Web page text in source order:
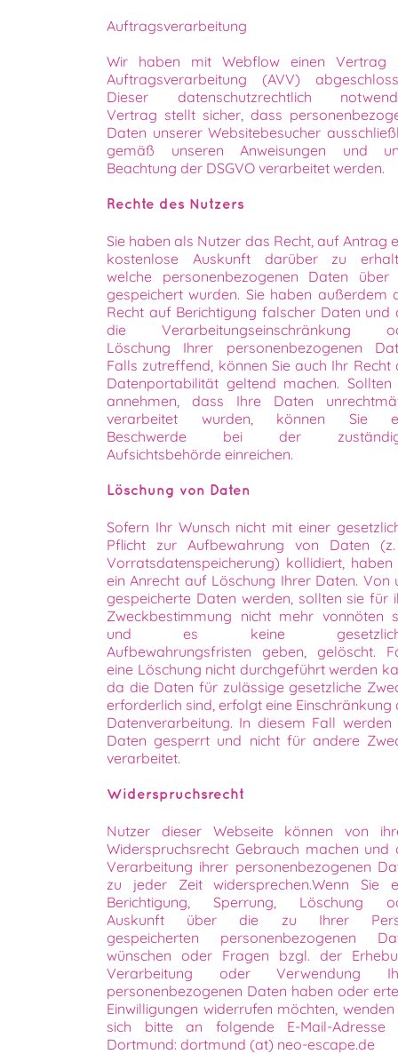
Auftragsverarbeitung
Wir haben mit Webflow einen Vertrag
Auftragsverarbeitung (AVV)
Dieser datenschutzrechtlich
Vertrag stellt sicher, dass
Daten unserer Websitebesucher
gemäß unseren Anweisungen und
Beachtung der DSGVO verarbeitet werden.
Rechte des Nutzers
Sie haben als Nutzer das Recht, auf Antrag
kostenlose Auskunft darüber zu
welche personenbezogenen Daten über
gespeichert wurden. Sie haben außerdem
Recht auf Berichtigung falscher Daten und
die Verarbeitungseinschränkung
Löschung Ihrer personenbezogenen
Falls zutreffend, können Sie auch Ihr Recht
Datenportabilität geltend machen. Sollten
annehmen, dass Ihre Daten
verarbeitet wurden, können Sie
Beschwerde bei der
Aufsichtsbehörde einreichen.
Löschung von Daten
Sofern Ihr Wunsch nicht mit einer
Pflicht zur Aufbewahrung von Daten
Vorratsdatenspeicherung) kollidiert, haben
ein Anrecht auf Löschung Ihrer Daten. Von
gespeicherte Daten werden, sollten sie für
Zweckbestimmung nicht mehr vonnöten
und es keine
Aufbewahrungsfristen geben, gelöscht.
eine Löschung nicht durchgeführt werden
da die Daten für zulässige gesetzliche
erforderlich sind, erfolgt eine Einschränkung
Datenverarbeitung. In diesem Fall werden
Daten gesperrt und nicht für andere
verarbeitet.
Widerspruchsrecht
Nutzer dieser Webseite können von
Widerspruchsrecht Gebrauch machen und
Verarbeitung ihrer personenbezogenen
zu jeder Zeit widersprechen.Wenn Sie
Berichtigung, Sperrung, Löschung
Auskunft über die zu Ihrer
gespeicherten personenbezogenen
wünschen oder Fragen bzgl. der
Verarbeitung oder Verwendung
personenbezogenen Daten haben oder
Einwilligungen widerrufen möchten, wenden
sich bitte an folgende E-Mail-Adresse
Dortmund: dortmund (at) neo-escape.de